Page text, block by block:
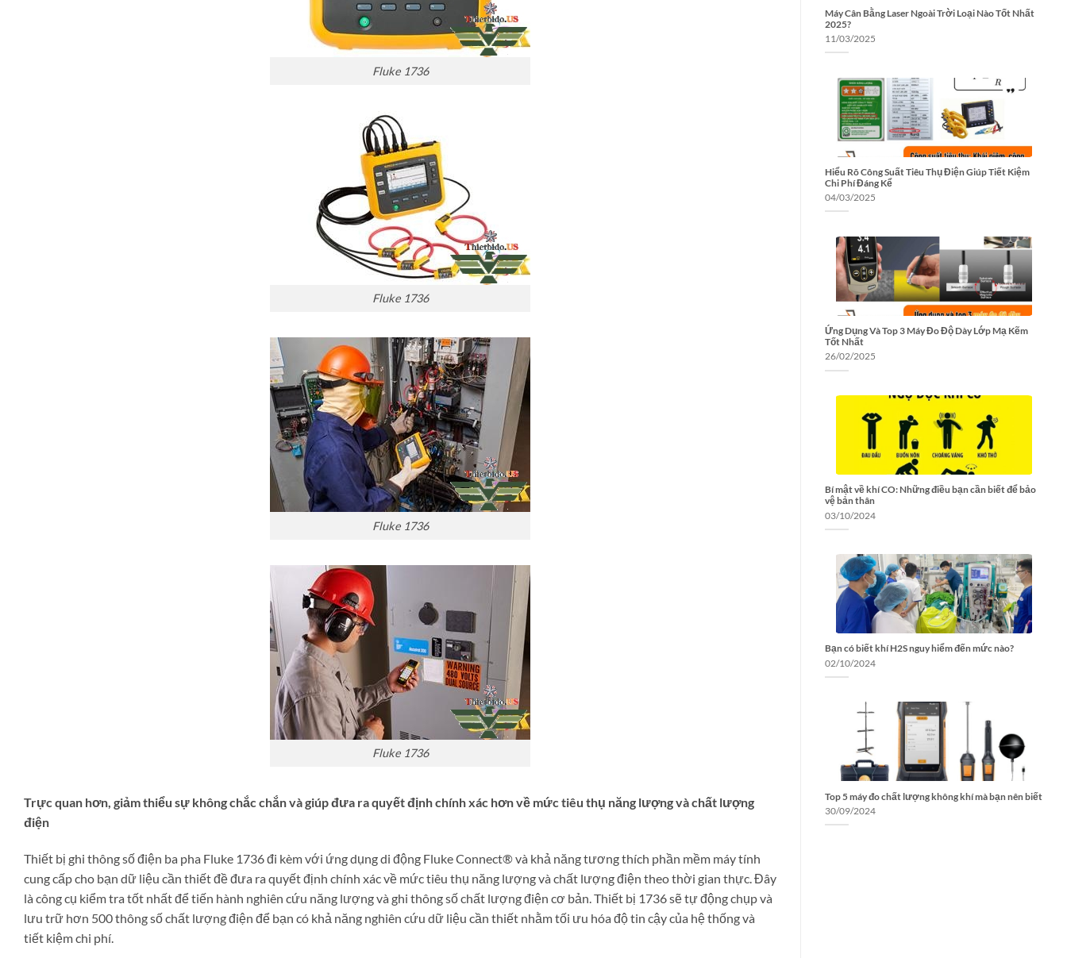
Fluke 1736
Fluke 1736
Fluke 1736
Fluke 1736
Trực quan hơn, giảm thiểu sự không chắc chắn và giúp đưa ra quyết định chính xác hơn về mức tiêu thụ năng lượng và chất lượng
điện
Thiết bị ghi thông số điện ba pha Fluke 1736 đi kèm với ứng dụng di động Fluke Connect® và khả năng tương thích phần mềm máy tính
cung cấp cho bạn dữ liệu cần thiết đề đưa ra quyết định chính xác về mức tiêu thụ năng lượng và chất lượng điện theo thời gian thực. Đây
là công cụ kiểm tra tốt nhất để tiến hành nghiên cứu năng lượng và ghi thông số chất lượng điện cơ bản. Thiết bị 1736 sẽ tự động chụp và
lưu trữ hơn 500 thông số chất lượng điện để bạn có khả năng nghiên cứu dữ liệu cần thiết nhằm tối ưu hóa độ tin cậy của hệ thống và
tiết kiệm chi phí.
Máy Cân Bằng Laser Ngoài Trời Loại Nào Tốt Nhất
2025?
11/03/2025
Hiểu Rõ Công Suất Tiêu Thụ Điện Giúp Tiết Kiệm
Chi Phí Đáng Kể
04/03/2025
Ứng Dụng Và Top 3 Máy Đo Độ Dày Lớp Mạ Kẽm
Tốt Nhất
26/02/2025
Bí mật về khí CO: Những điều bạn cần biết để bảo
vệ bản thân
03/10/2024
Bạn có biết khí H2S nguy hiểm đến mức nào?
02/10/2024
Top 5 máy đo chất lượng không khí mà bạn nên biết
30/09/2024